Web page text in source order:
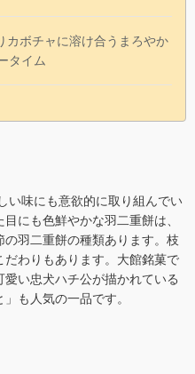
カボチャに溶け合うまろやか
タイム
い味にも意欲的に取り組んでい
にも色鮮やかな羽二重餅は、
羽二重餅の種類あります。枝
わりもあります。大館銘菓で
い忠犬ハチ公が描かれている
も人気の一品です。